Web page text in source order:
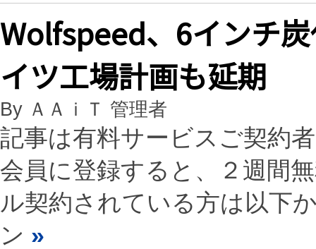
Wolfspeed、6インチ
イツ工場計画も延期
By ＡＡｉＴ 管理者
記事は有料サービスご契約
会員に登録すると、２週間
ル契約されている方は以下
ン »